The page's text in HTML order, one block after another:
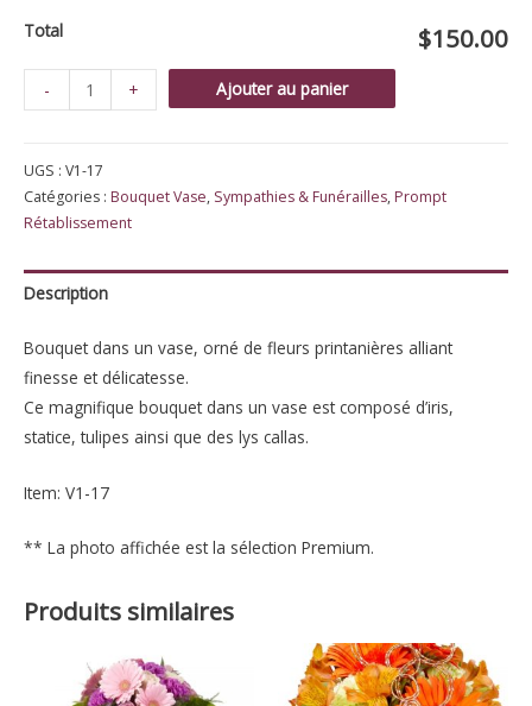
Total $150.00
-
de
Iris
Bleu
Magique
+ Ajouter au panier
UGS : V1-17
Catégories : Bouquet Vase, Sympathies & Funérailles,Prompt
Rétablissement
Description
Bouquet dans un vase, orné de fleurs printanières alliant
finesse et délicatesse.
Ce magnifique bouquet dans un vase est composé d’iris,
statice, tulipes ainsi que des lys callas.
Item: V1-17
** La photo affichée est la sélection Premium.
Produits similaires